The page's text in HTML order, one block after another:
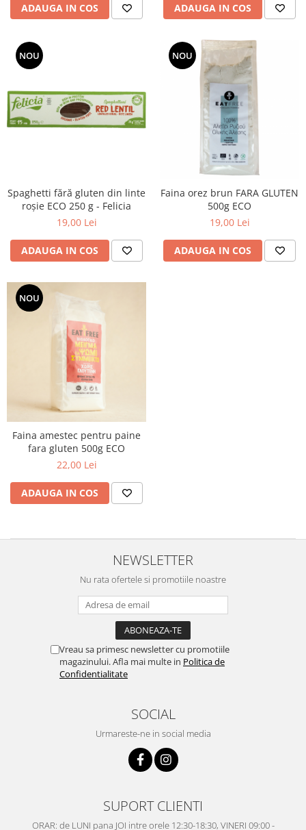
ADAUGA IN COS ADAUGA IN COS
NOU
Spaghetti fără gluten din linte
roșie ECO 250 g - Felicia
19,00 Lei
ADAUGA IN COS
NOU
Faina orez brun FARA GLUTEN
500g ECO
19,00 Lei
ADAUGA IN COS
NOU
Faina amestec pentru paine
fara gluten 500g ECO
22,00 Lei
ADAUGA IN COS
NEWSLETTER
Nu rata ofertele si promotiile noastre
Vreau sa primesc newsletter cu promotiile
magazinului. Afla mai multe in Politica de
Confidentialitate
SOCIAL
Urmareste-ne in social media
SUPORT CLIENTI
ORAR: de LUNI pana JOI intre orele 12:30-18:30, VINERI 09:00 -